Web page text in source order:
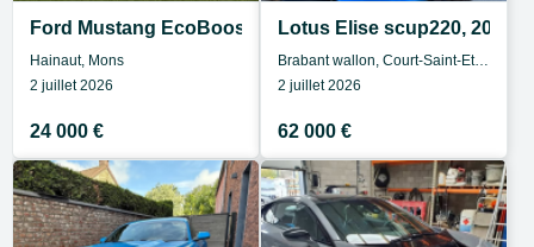
Ford Mustang EcoBoost 2.3 Turbo Shelby Look – 2018
Hainaut, Mons
2 juillet 2026
24 000 €
Lotus Elise scup220, 2015,
Brabant wallon, Court-Saint-Etienne
2 juillet 2026
62 000 €